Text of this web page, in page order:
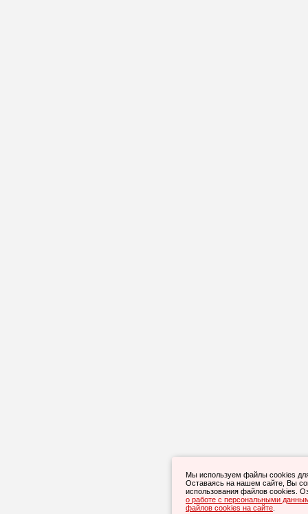
Мы используем файлы cookies
Оставаясь на нашем сайте, Вы
использования файлов cookies.
о работе с персональными
файлов cookies на сайте